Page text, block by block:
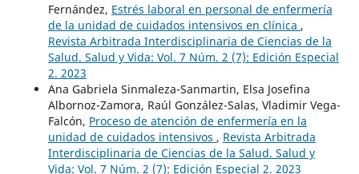
Fernández, Estrés laboral en personal de enfermería
de la unidad de cuidados intensivos en clínica ,
Revista Arbitrada Interdisciplinaria de Ciencias de la
Salud. Salud y Vida: Vol. 7 Núm. 2 (7): Edición Especial
2. 2023
Ana Gabriela Sinmaleza-Sanmartin, Elsa Josefina
Albornoz-Zamora, Raúl González-Salas, Vladimir Vega-
Falcón, Proceso de atención de enfermería en la
unidad de cuidados intensivos , Revista Arbitrada
Interdisciplinaria de Ciencias de la Salud. Salud y
Vida: Vol. 7 Núm. 2 (7): Edición Especial 2. 2023